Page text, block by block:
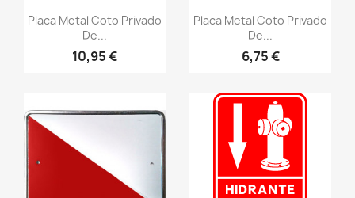
visibilityVistazo rápido
Placa Metal Coto Privado
De...
10,95 €
visibilityVistazo rápido
Placa Metal Coto Privado
De...
6,75 €